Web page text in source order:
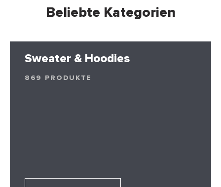
Beliebte Kategorien
Sweater & Hoodies
869 PRODUKTE